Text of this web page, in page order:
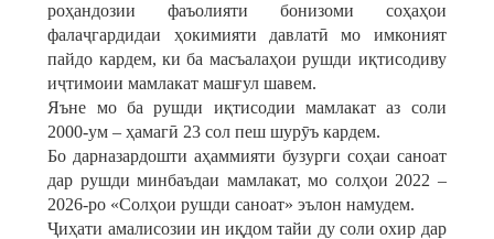
роҳандозии фаъолияти бонизоми соҳаҳои
фалаҷгардидаи ҳокимияти давлатӣ мо имконият
пайдо кардем, ки ба масъалаҳои рушди иқтисодиву
иҷтимоии мамлакат машғул шавем.
Яъне мо ба рушди иқтисодии мамлакат аз соли
2000-ум – ҳамагӣ 23 сол пеш шурӯъ кардем.
Бо дарназардошти аҳаммияти бузурги соҳаи саноат
дар рушди минбаъдаи мамлакат, мо солҳои 2022 –
2026-ро «Солҳои рушди саноат» эълон намудем.
Ҷиҳати амалисозии ин иқдом тайи ду соли охир дар